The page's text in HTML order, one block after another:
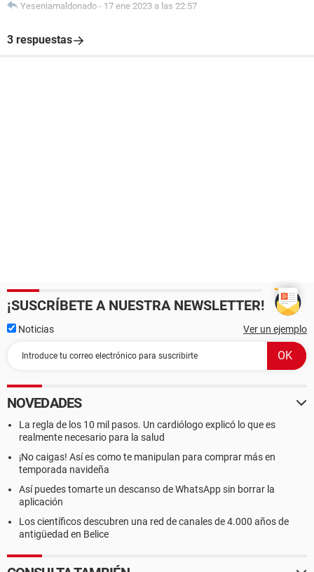
Yeseniamaldonado - 17 ene 2023 a las 22:57
3 respuestas
¡SUSCRÍBETE A NUESTRA NEWSLETTER!
Noticias Ver un ejemplo
NOVEDADES
La regla de los 10 mil pasos. Un cardiólogo explicó lo que es
realmente necesario para la salud
¡No caigas! Así es como te manipulan para comprar más en
temporada navideña
Así puedes tomarte un descanso de WhatsApp sin borrar la
aplicación
Los científicos descubren una red de canales de 4.000 años de
antigüedad en Belice